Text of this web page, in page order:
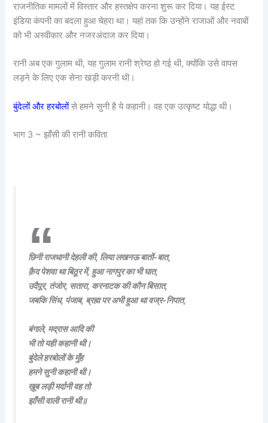
राजनीतिक मामलों में विस्तार और हस्तक्षेप करना शुरू कर दिया। यह ईस्ट
इंडिया कंपनी का बदला हुआ चेहरा था। यहां तक कि उन्होंने राजाओं और नवाबों
को भी अस्वीकार और नजरअंदाज कर दिया।
रानी अब एक गुलाम थी, यह गुलाम रानी श्रेष्ठ हो गई थी, क्योंकि उसे वापस
लड़ने के लिए एक सेना खड़ी करनी थी।
बुंदेलों और हरबोलोंसे हमने सुनी है ये कहानी। वह एक उत्कृष्ट योद्धा थी।
भाग 3 ~ झाँसी की रानी कविता
छिनी राजधानी देहली की, लिया लखनऊ बातों-बात,
क़ैद पेशवा था बिठूर में, हुआ नागपुर का भी घात,
उदैपूर, तंजोर, सतारा, करनाटक की कौन बिसात,
जबकि सिंध, पंजाब, ब्रह्म पर अभी हुआ था वज्र-निपात,
बंगाले, मद्रास आदि की
भी तो यही कहानी थी।
बुंदेले हरबोलों के मुँह
हमने सुनी कहानी थी।
ख़ूब लड़ी मर्दानी वह तो
झाँसी वाली रानी थी॥